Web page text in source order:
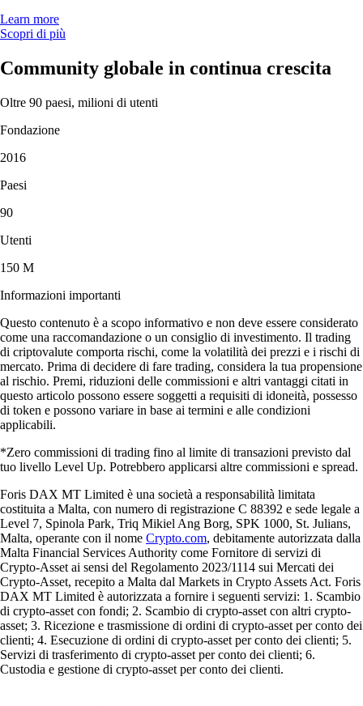
Learn more
Scopri di più
Community globale in continua crescita
Oltre 90 paesi, milioni di utenti
Fondazione
2016
Paesi
90
Utenti
150 M
Informazioni importanti
Questo contenuto è a scopo informativo e non deve essere considerato
come una raccomandazione o un consiglio di investimento. Il trading
di criptovalute comporta rischi, come la volatilità dei prezzi e i rischi di
mercato. Prima di decidere di fare trading, considera la tua propensione
al rischio. Premi, riduzioni delle commissioni e altri vantaggi citati in
questo articolo possono essere soggetti a requisiti di idoneità, possesso
di token e possono variare in base ai termini e alle condizioni
applicabili.
*Zero commissioni di trading fino al limite di transazioni previsto dal
tuo livello Level Up. Potrebbero applicarsi altre commissioni e spread.
Foris DAX MT Limited è una società a responsabilità limitata
costituita a Malta, con numero di registrazione C 88392 e sede legale a
Level 7, Spinola Park, Triq Mikiel Ang Borg, SPK 1000, St. Julians,
Malta, operante con il nome Crypto.com, debitamente autorizzata dalla
Malta Financial Services Authority come Fornitore di servizi di
Crypto-Asset ai sensi del Regolamento 2023/1114 sui Mercati dei
Crypto-Asset, recepito a Malta dal Markets in Crypto Assets Act. Foris
DAX MT Limited è autorizzata a fornire i seguenti servizi: 1. Scambio
di crypto-asset con fondi; 2. Scambio di crypto-asset con altri crypto-
asset; 3. Ricezione e trasmissione di ordini di crypto-asset per conto dei
clienti; 4. Esecuzione di ordini di crypto-asset per conto dei clienti; 5.
Servizi di trasferimento di crypto-asset per conto dei clienti; 6.
Custodia e gestione di crypto-asset per conto dei clienti.